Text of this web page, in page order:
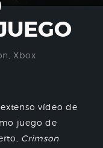
Xbox
vídeo de
juego de
Crimson